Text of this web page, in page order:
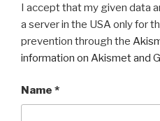
I accept that my given data
a server in the USA only for
prevention through the
information on Akismet and
Name *